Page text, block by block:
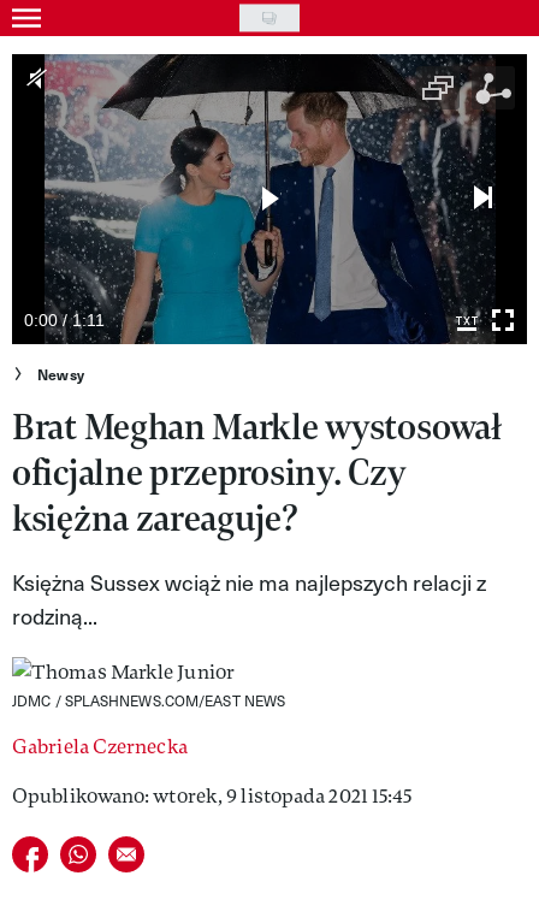
Skip
to
main
content
Gwiazdy
Ludzie
Moda
Uroda
Styl życia
Kultura
Wideo
Nasze akcje
VIVA!ART
VIVA!MODA
VIVA!MAN
VIVA!PEOPLE POWER
0:00 / 1:11
Newsy
Brat Meghan Markle wystosował
oficjalne przeprosiny. Czy
księżna zareaguje?
Księżna Sussex wciąż nie ma najlepszych relacji z
rodziną...
JDMC / SPLASHNEWS.COM/EAST NEWS
Gabriela Czernecka
Opublikowano: wtorek, 9 listopada 2021 15:45
Udostępnij na facebook
Udostępnij na whatsapp
E-mail do przyjaciela